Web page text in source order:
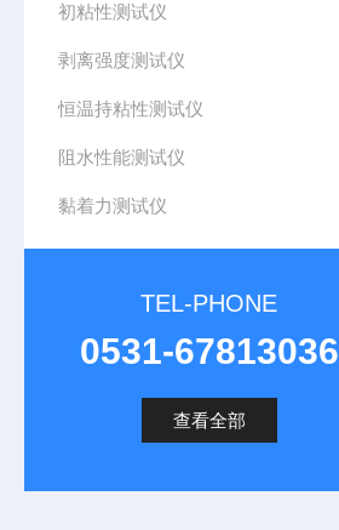
初粘性测试仪
剥离强度测试仪
恒温持粘性测试仪
阻水性能测试仪
黏着力测试仪
TEL-PHONE
0531-67813036
查看全部